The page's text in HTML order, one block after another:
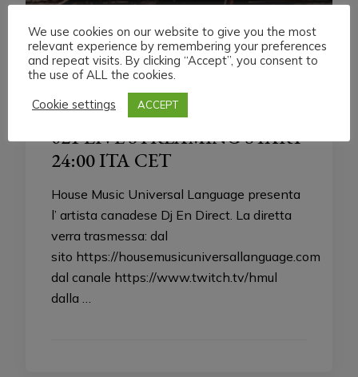
HMUL
THURSDAY 23 DECEMBER
021 LIVE STREAMING START
24:00 ITA CET
House Music Universal Language presenta
l’ artista canadese Dj En Direct. La diretta
verra trasmessa: dal
sito https://housemusicuniversallanguage.com
dal canale https://www.twitch.tv/hmul
dalla …
We use cookies on our website to give you the most
relevant experience by remembering your preferences
and repeat visits. By clicking “Accept”, you consent to
the use of ALL the cookies.
Cookie settings
ACCEPT